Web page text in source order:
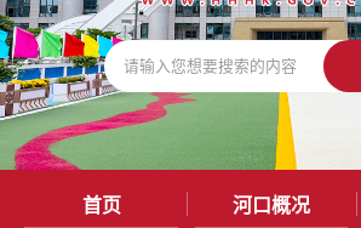
首页 河口概况